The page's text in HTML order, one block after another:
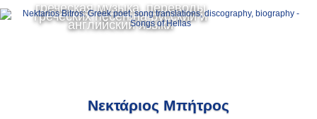
греческая музыка, переводы
греческих песен на русский и
английский языки
Νεκτάριος Μπήτρος